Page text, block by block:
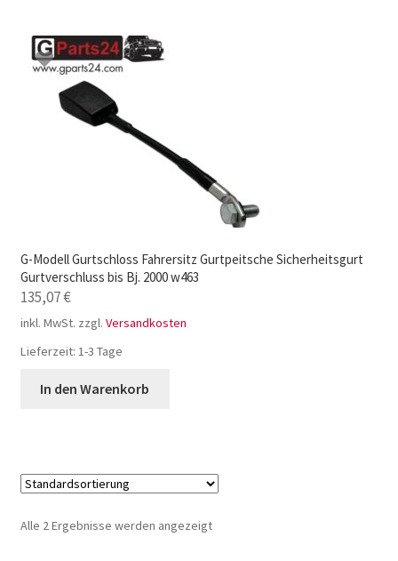
G-Modell Gurtschloss Fahrersitz Gurtpeitsche Sicherheitsgurt
Gurtverschluss bis Bj. 2000 w463
135,07€
inkl. MwSt. zzgl. Versandkosten
Lieferzeit: 1-3 Tage
In den Warenkorb
Alle 2 Ergebnisse werden angezeigt